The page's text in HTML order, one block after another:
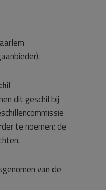
dit geschil bij
te noemen: de
van de